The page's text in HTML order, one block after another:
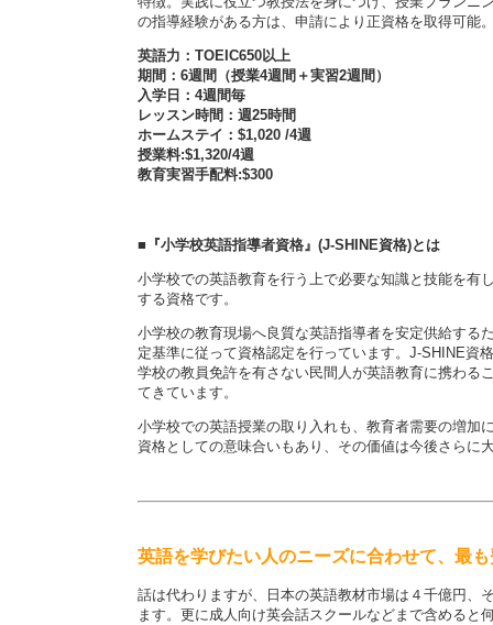
の指導経験がある方は、申請により正資格を取得可能
英語力：TOEIC650以上
期間：6週間（授業4週間＋実習2週間）
入学日：4週間毎
レッスン時間：週25時間
ホームステイ：$1,020 /4週
授業料:$1,320/4週
教育実習手配料:$300
■『小学校英語指導者資格』(J-SHINE資格)とは
小学校での英語教育を行う上で必要な知識と技能を有
する資格です。
小学校の教育現場へ良質な英語指導者を安定供給する
定基準に従って資格認定を行っています。J-SHINE資
学校の教員免許を有さない民間人が英語教育に携わる
てきています。
小学校での英語授業の取り入れも、教育者需要の増加
資格としての意味合いもあり、その価値は今後さらに
英語を学びたい人のニーズに合わせて、最
話は代わりますが、日本の英語教材市場は４千億円、
ます。更に成人向け英会話スクールなどまで含めると